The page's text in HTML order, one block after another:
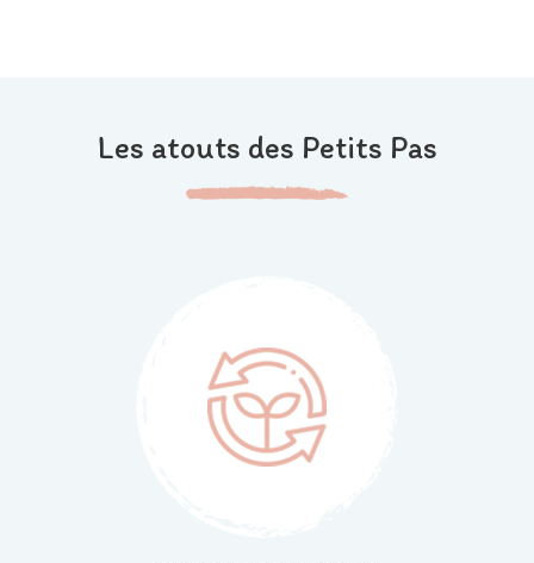
Les atouts des Petits Pas